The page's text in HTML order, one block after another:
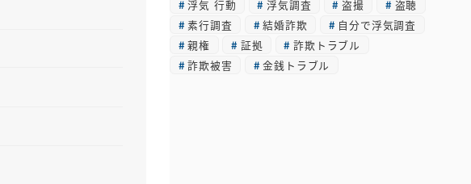
浮気 行動
浮気調査 盗撮
盗聴
素行調査
結婚詐欺
自分で浮気調査
親権
証拠
詐欺トラブル
詐欺被害
金銭トラブル